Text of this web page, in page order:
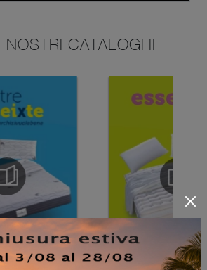
NOSTRI CATALOGHI